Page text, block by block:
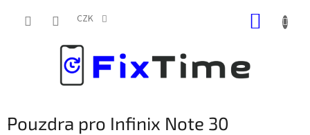
CZK
Pouzdra pro Infinix Note 30